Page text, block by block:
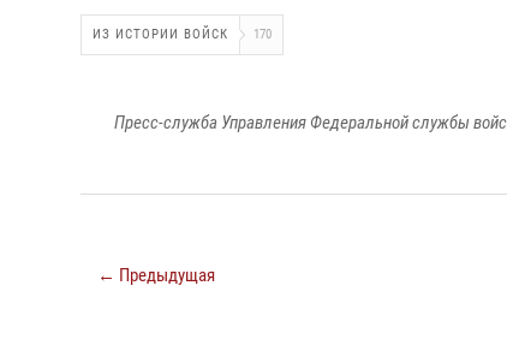
ИЗ ИСТОРИИ ВОЙСК 170
Пресс-служба Управления Федеральной службы
← Предыдущая